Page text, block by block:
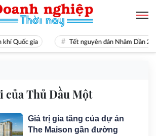
Quốc gia Tết nguyên đán Nhâm Dần
của Thủ Dầu Một
Giá trị gia tăng của dự án
The Maison gần đường